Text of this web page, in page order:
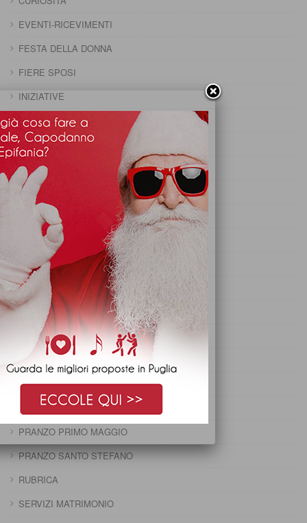
EVENTI-RICEVIMENTI
FESTA DELLA DONNA
FIERE SPOSI
INIZIATIVE
MENU FESTE
PRANZO 25 APRILE
PRANZO CAPODANNO
PRANZO DELLA DOMENICA
PRANZO DELLA PENTOLACCIA
PRANZO DI CARNEVALE
PRANZO DI FERRAGOSTO
PRANZO DI OGNISSANTI
PRANZO DI PASQUA
PRANZO DI PASQUETTA
PRANZO EPIFANIA
PRANZO IMMACOLATA
PRANZO NATALE
PRANZO PRIMO MAGGIO
PRANZO SANTO STEFANO
RUBRICA
SERVIZI MATRIMONIO